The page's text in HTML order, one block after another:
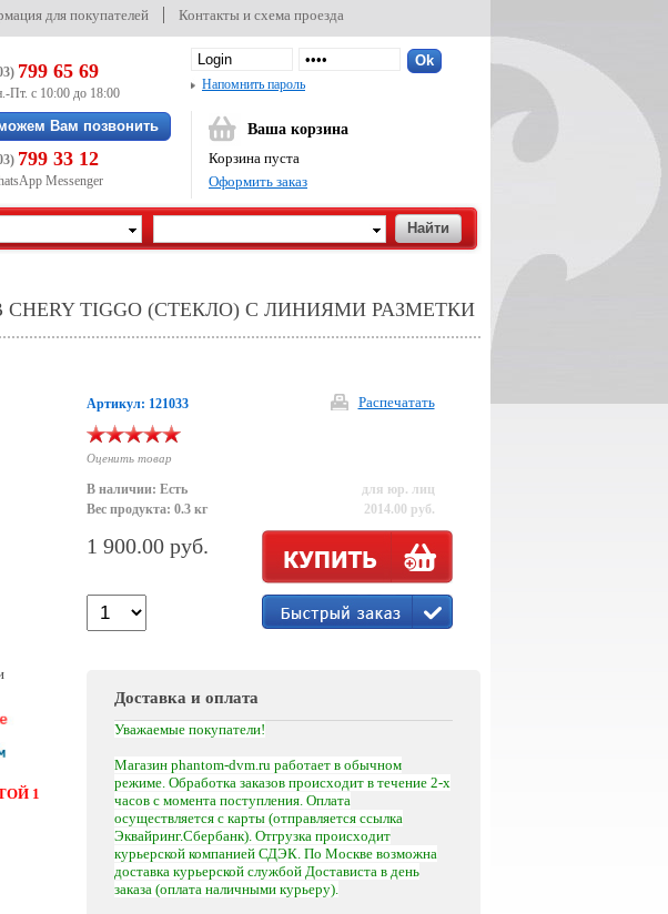
для покупателей Контакты и схема проезда
799 65 69
Пт. с 10:00 до 18:00
Вам позвонить
799 33 12
Messenger
Напомнить пароль
Ваша корзина
Корзина пуста
Оформить заказ
TIGGO (СТЕКЛО) С ЛИНИЯМИ РАЗМЕТКИ
Артикул: 121033 Распечатать
Оценить товар
В наличии: Есть
Вес продукта: 0.3 кг
для юр. лиц
2014.00 руб.
1 900.00 руб.
Доставка и оплата
Уважаемые покупатели!
Магазин phantom-dvm.ru работает в обычном
режиме. Обработка заказов происходит в течение 2-х
часов с момента поступления. Оплата
осуществляется с карты (отправляется ссылка
Эквайринг.Сбербанк). Отгрузка происходит
курьерской компанией СДЭК. По Москве возможна
доставка курьерской службой Достависта в день
заказа (оплата наличными курьеру).
1